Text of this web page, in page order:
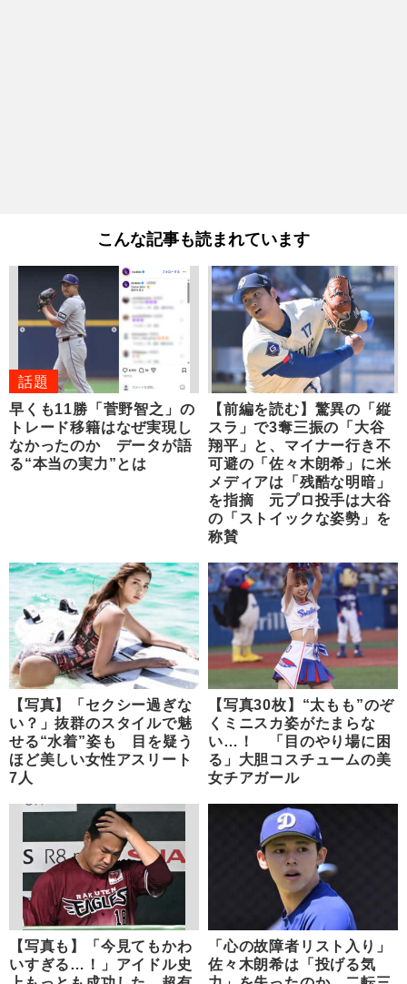
こんな記事も読まれています
話題
早くも11勝「菅野智之」の
トレード移籍はなぜ実現し
なかったのか データが語
る“本当の実力”とは
【前編を読む】驚異の「縦
スラ」で3奪三振の「大谷
翔平」と、マイナー行き不
可避の「佐々木朗希」に米
メディアは「残酷な明暗」
を指摘 元プロ投手は大谷
の「ストイックな姿勢」を
称賛
【写真】「セクシー過ぎな
い？」抜群のスタイルで魅
せる“水着”姿も 目を疑う
ほど美しい女性アスリート
7人
【写真30枚】“太もも”のぞ
くミニスカ姿がたまらな
い…！ 「目のやり場に困
る」大胆コスチュームの美
女チアガール
【写真も】「今見てもかわ
いすぎる…！」アイドル史
「心の故障者リスト入り」
佐々木朗希は「投げる気